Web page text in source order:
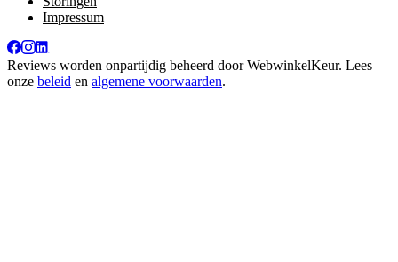
Impressum
Reviews worden onpartijdig beheerd doorWebwinkelKeur. Lees
onze beleid en algemene voorwaarden.